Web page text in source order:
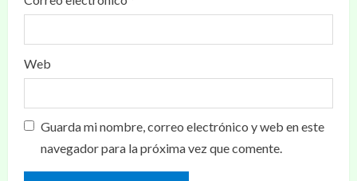
Web
Guarda mi nombre, correo electrónico y web en este
navegador para la próxima vez que comente.